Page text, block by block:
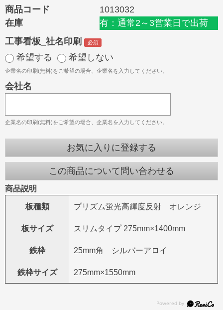
商品コード
1013032
在庫
有：通常2～3営業日で出荷
工事看板_社名印刷
希望する
希望しない
企業名の印刷(無料)をご希望の場合、企業名を入力してください。
会社名
企業名の印刷(無料)をご希望の場合、企業名を入力してください。
お気に入りに登録する
この商品について問い合わせる
商品説明
板種類 プリズム蛍光高輝度反射 オレンジ
板サイズ スリムタイプ 275mm×1400mm
鉄枠 25mm角 シルバーアロイ
鉄枠サイズ 275mm×1550mm